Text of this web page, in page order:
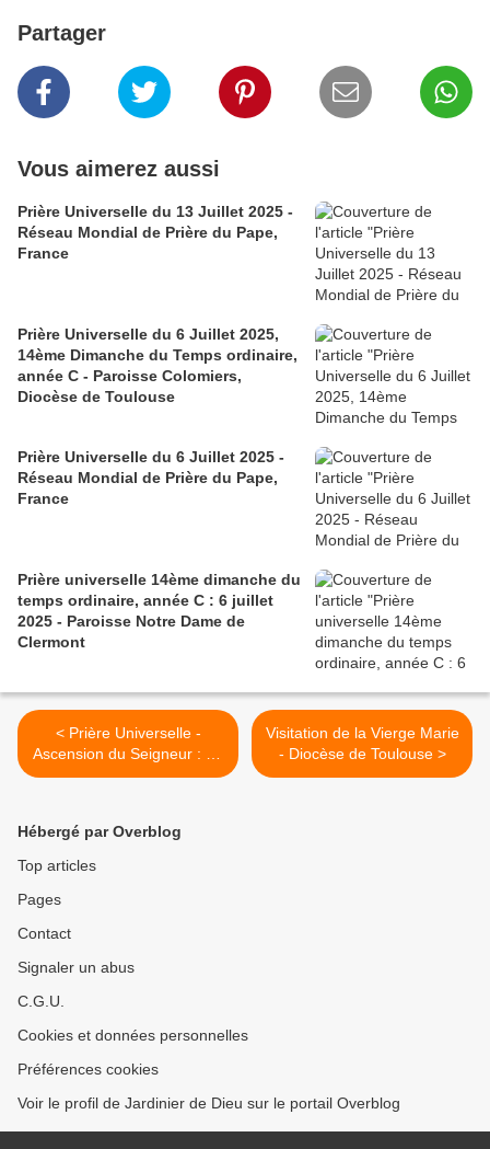
Partager
Vous aimerez aussi
Prière Universelle du 13 Juillet 2025 -
Réseau Mondial de Prière du Pape,
France
Prière Universelle du 6 Juillet 2025,
14ème Dimanche du Temps ordinaire,
année C - Paroisse Colomiers,
Diocèse de Toulouse
Prière Universelle du 6 Juillet 2025 -
Réseau Mondial de Prière du Pape,
France
Prière universelle 14ème dimanche du
temps ordinaire, année C : 6 juillet
2025 - Paroisse Notre Dame de
Clermont
< Prière Universelle -
Ascension du Seigneur : 29
mai 2025 - Paroisse de
Visitation de la Vierge Marie
- Diocèse de Toulouse >
Hébergé par Overblog
Top articles
Pages
Contact
Signaler un abus
C.G.U.
Cookies et données personnelles
Préférences cookies
Voir le profil de Jardinier de Dieu sur le portail Overblog